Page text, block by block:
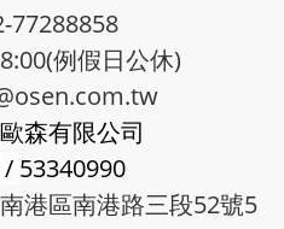
77288858
例假日公休)
歐森有限公司
/ 53340990
港區南港路三段52號5